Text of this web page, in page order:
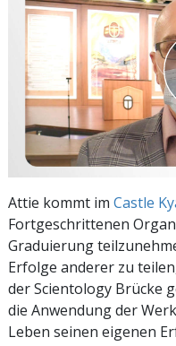
Attie kommt im Castle
Fortgeschrittenen
Graduierung
Erfolge anderer zu
der Scientology Brücke
die Anwendung der
Leben seinen eigenen